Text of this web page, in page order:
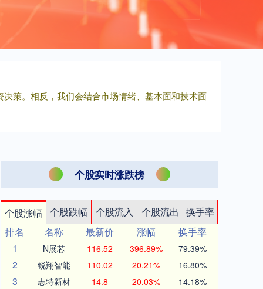
策。相反，我们会结合市场情绪、基本面和技术面
个股实时涨跌榜
个股涨幅 个股跌幅 个股流入 个股流出
换手率
排名
名称 最新价 涨幅
换手率
1
N展芯 116.52 396.89% 79.39%
2 锐翔智能 110.02 20.21% 16.80%
3 志特新材 14.8 20.03% 14.18%